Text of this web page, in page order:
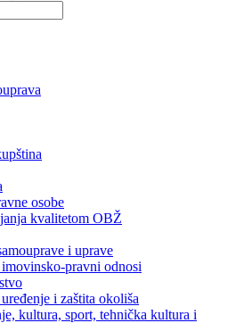
osobe
kvalitetom OBŽ
i uprave
pravni odnosi
i zaštita okoliša
kultura, sport, tehnička kultura i